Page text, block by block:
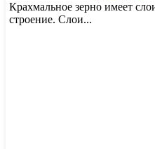
Крахмальное зерно имеет
строение. Слои...